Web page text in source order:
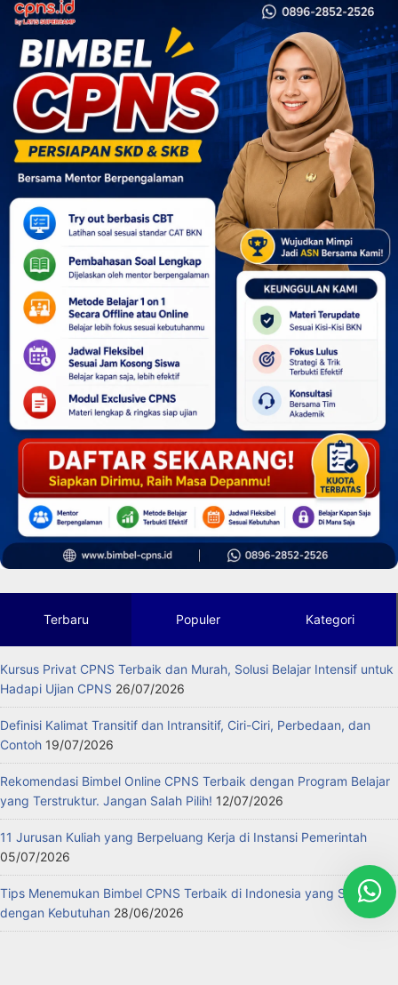
Terbaru Populer Kategori
Kursus Privat CPNS Terbaik dan Murah, Solusi Belajar Intensif untuk
Hadapi Ujian CPNS 26/07/2026
Definisi Kalimat Transitif dan Intransitif, Ciri-Ciri, Perbedaan, dan
Contoh 19/07/2026
Rekomendasi Bimbel Online CPNS Terbaik dengan Program Belajar
yang Terstruktur. Jangan Salah Pilih! 12/07/2026
11 Jurusan Kuliah yang Berpeluang Kerja di Instansi Pemerintah
05/07/2026
Tips Menemukan Bimbel CPNS Terbaik di Indonesia yang Sesuai
dengan Kebutuhan 28/06/2026